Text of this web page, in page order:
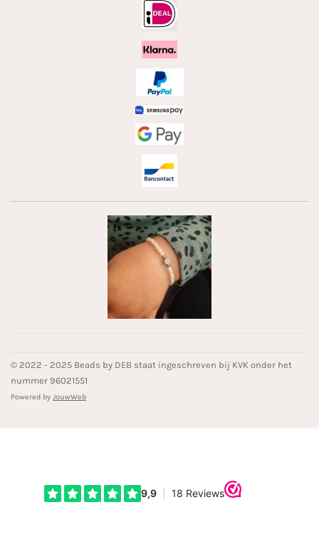
© 2022 - 2025 Beads by DEB staat ingeschreven bij KVK onder het
nummer 96021551
Powered by JouwWeb